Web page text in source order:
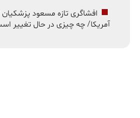
افشاگری تازه مسعود
آمریکا/ چه چیزی در حال تغییر